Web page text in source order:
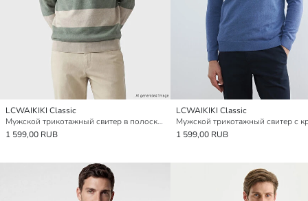
LCWAIKIKI Classic
Мужской трикотажный свитер в полоску с круглым вырезом
1 599,00 RUB
LCWAIKIKI Classic
1 599,00 RUB